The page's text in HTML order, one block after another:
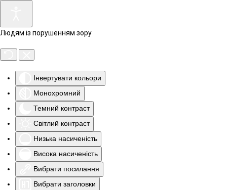
Людям із порушенням зору
Інвертувати кольори
Монохромний
Темний контраст
Світлий контраст
Низька насиченість
Висока насиченість
Вибрати посилання
Вибрати заголовки